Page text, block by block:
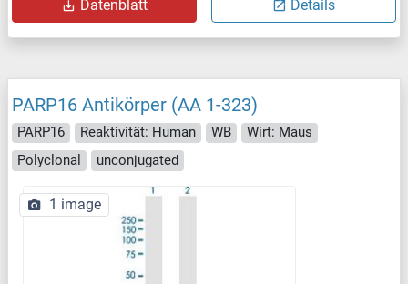
Datenblatt Details
PARP16 Antikörper (AA 1-323)
PARP16 Reaktivität: Human WB
Wirt: Maus
Polyclonal
unconjugated
1 image